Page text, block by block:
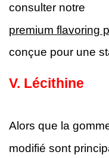
consulter notre
premium flavoring
conçue pour une
V. Lécithine
Alors que la
modifié sont